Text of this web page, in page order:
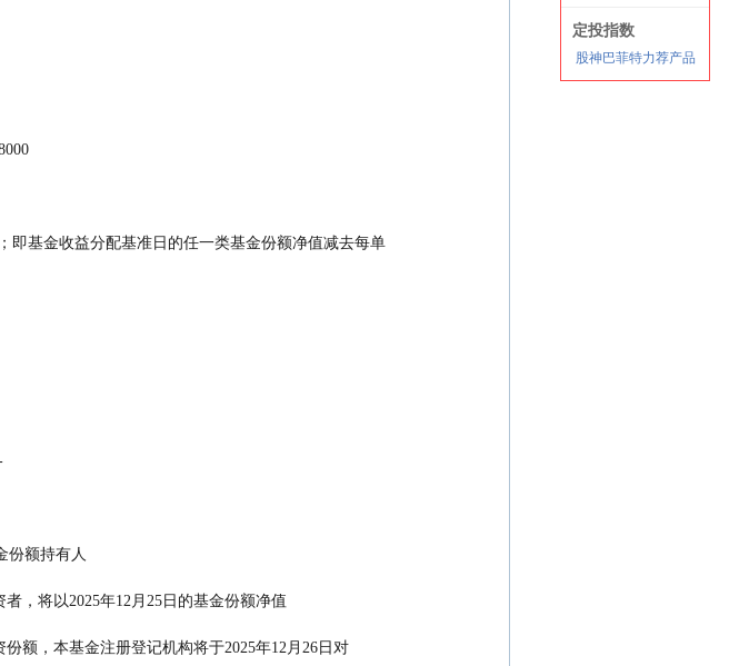
金份额持有人
于选择红利再投资方式的投资者，将以2025年12月25日的基金份额净值
投资份额，本基金注册登记机构将于2025年12月26日对